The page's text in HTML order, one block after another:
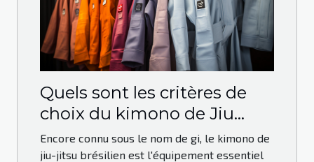
Quels sont les critères de
choix du kimono de Jiu
Jitsu Brésilien ?
Encore connu sous le nom de gi, le kimono de
jiu-jitsu brésilien est l'équipement essentiel